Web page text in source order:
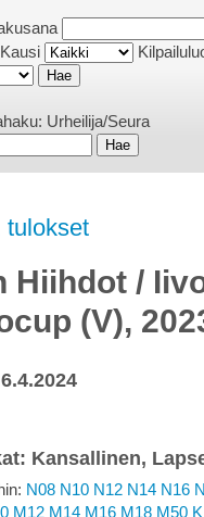
Kausi
Urheilija/Seura
tulokset
Hiihdot /
(V),
Kansallinen,
N08 N10 N12 N14 N16
M12 M14 M16 M18 M50 K